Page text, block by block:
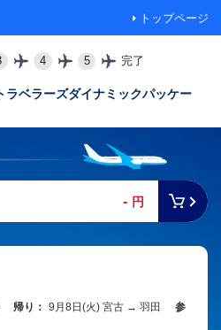
トップページ
4 5 完了
ラベラーズダイナミックパッケー
- 円
帰り： 9月8日(火) 宮古 → 羽田
参